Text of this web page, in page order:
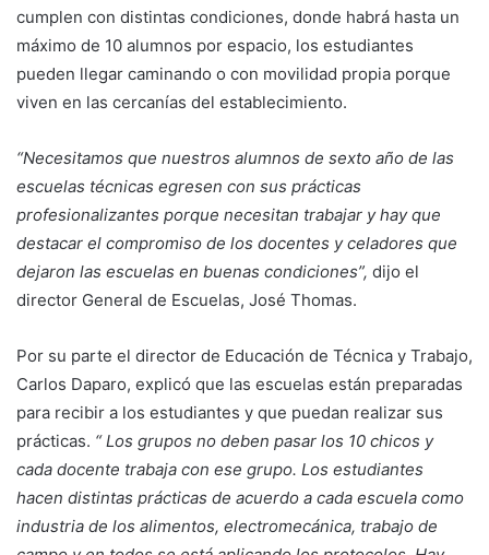
cumplen con distintas condiciones, donde habrá hasta un
máximo de 10 alumnos por espacio, los estudiantes
pueden llegar caminando o con movilidad propia porque
viven en las cercanías del establecimiento.
“Necesitamos que nuestros alumnos de sexto año de las
escuelas técnicas egresen con sus prácticas
profesionalizantes porque necesitan trabajar y hay que
destacar el compromiso de los docentes y celadores que
dejaron las escuelas en buenas condiciones”, dijo el
director General de Escuelas, José Thomas.
Por su parte el director de Educación de Técnica y Trabajo,
Carlos Daparo, explicó que las escuelas están preparadas
para recibir a los estudiantes y que puedan realizar sus
prácticas. “ Los grupos no deben pasar los 10 chicos y
cada docente trabaja con ese grupo. Los estudiantes
hacen distintas prácticas de acuerdo a cada escuela como
industria de los alimentos, electromecánica, trabajo de